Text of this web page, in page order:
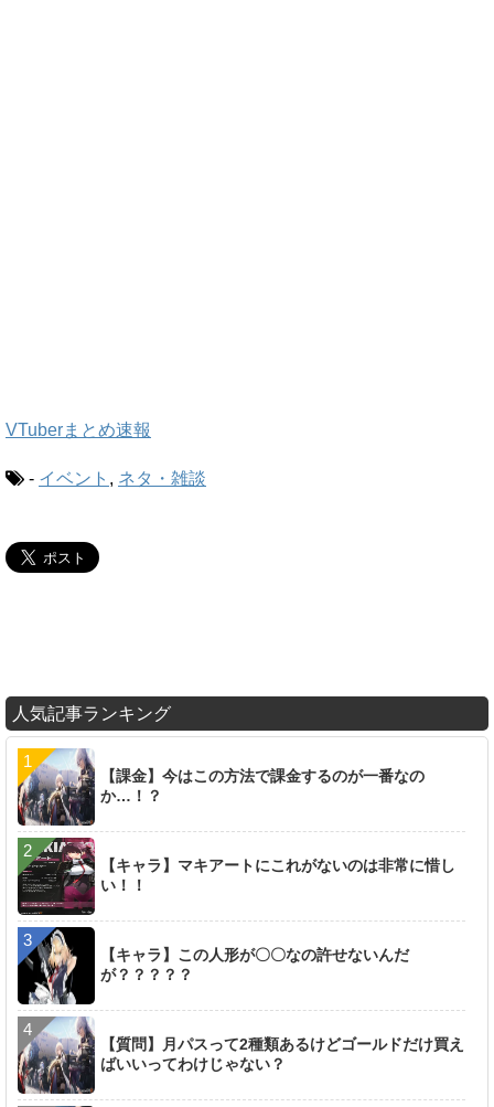
VTuberまとめ速報
- イベント , ネタ・雑談
人気記事ランキング
【課金】今はこの方法で課金するのが一番なの
か…！？
【キャラ】マキアートにこれがないのは非常に惜し
い！！
【キャラ】この人形が〇〇なの許せないんだ
が？？？？？
【質問】月パスって2種類あるけどゴールドだけ買え
ばいいってわけじゃない？